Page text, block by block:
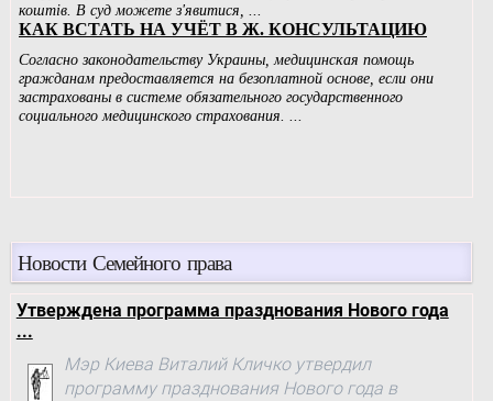
Новости Семейного права
Утверждена программа празднования Нового года
...
Мэр Киева Виталий Кличко утвердил
программу празднования Нового года в